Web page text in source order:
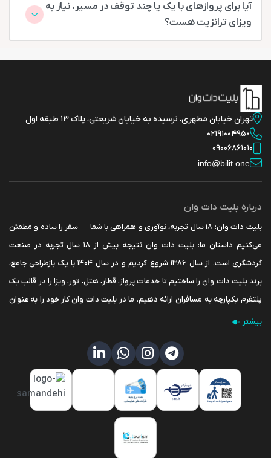
آیا برای پروازهای با یک یا چند توقف در مسیر، نیاز به
ویزای ترانزیت هست؟
تهران خیابان مطهری، نرسیده به خیابان شریعتی، پلاک 13 طبقه اول
02191004950
09006861010
info@bilit.one
درباره بلیت دات وان
بلیت دات وان: ۱۸ سال تجربه، نوآوری و همراهی با شما — سفر را ساده و مطمئن
می‌کنیم داستان ما: بلیت دات وان نتیجه بیش از ۱۸ سال تجربه در صنعت
گردشگری است. از سال ۱۳۸۶ شروع کردیم و در سال ۱۴۰۴ با یک بازطراحی جامع،
برند بلیت دات وان را ساختیم تا خدمات پرواز، قطار، هتل، تور، ویزا را در قالب یک
پلتفرم یکپارچه به مسافران ارائه دهیم. ما در بلیت دات وان کار خود را به عنوان
نسل جدید خدمات آنلاین گردشگری آغاز کردیم؛ اما داستان ما از خیلی قبل‌تر شروع
خوش‌نام پرواز قرار دارد که با تجربه‌ای ارزشمند در عرصه سفر و گردشگری، همواره
همراه مسافران بوده است. ما باور داریم سفر، فقط جابه‌جایی نیست؛ تجربه‌ای
است از کشف، آرامش و رشد. به همین دلیل، تمام تمرکز ما بر ارائه خدمات دقیق،
پشتیبانی ۲۴ ساعته و ساختن سفری است که از لحظه تصمیم تا بازگشت، برایتان
مطمئن . تیم ما تیمی از متخصصان پرواز، هتل، ویزا، پشتیبانی و توسعه؛
بیشتر